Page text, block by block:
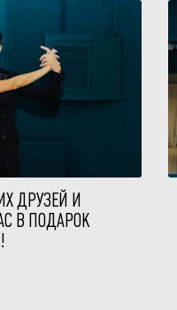
ДРУЗЕЙ И
В ПОДАРОК